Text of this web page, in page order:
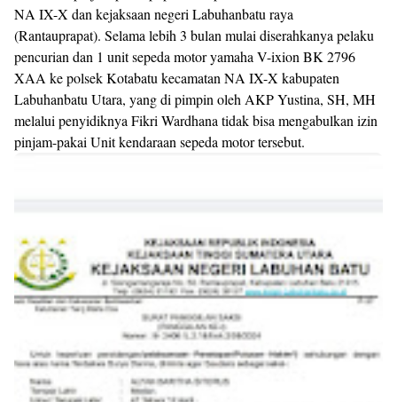
NA IX-X dan kejaksaan negeri Labuhanbatu raya
(Rantauprapat). Selama lebih 3 bulan mulai diserahkanya pelaku
pencurian dan 1 unit sepeda motor yamaha V-ixion BK 2796
XAA ke polsek Kotabatu kecamatan NA IX-X kabupaten
Labuhanbatu Utara, yang di pimpin oleh AKP Yustina, SH, MH
melalui penyidiknya Fikri Wardhana tidak bisa mengabulkan izin
pinjam-pakai Unit kendaraan sepeda motor tersebut.